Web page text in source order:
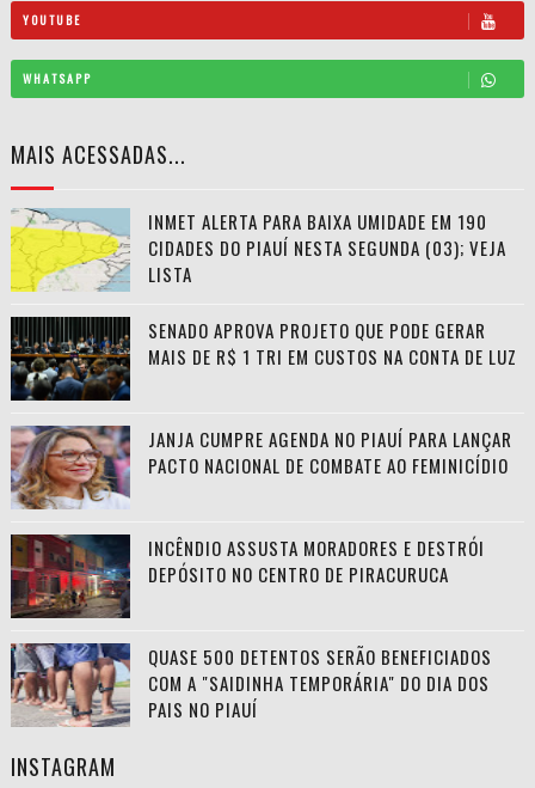
YOUTUBE
WHATSAPP
MAIS ACESSADAS...
INMET ALERTA PARA BAIXA UMIDADE EM 190
CIDADES DO PIAUÍ NESTA SEGUNDA (03); VEJA
LISTA
SENADO APROVA PROJETO QUE PODE GERAR
MAIS DE R$ 1 TRI EM CUSTOS NA CONTA DE LUZ
JANJA CUMPRE AGENDA NO PIAUÍ PARA LANÇAR
PACTO NACIONAL DE COMBATE AO FEMINICÍDIO
INCÊNDIO ASSUSTA MORADORES E DESTRÓI
DEPÓSITO NO CENTRO DE PIRACURUCA
QUASE 500 DETENTOS SERÃO BENEFICIADOS
COM A "SAIDINHA TEMPORÁRIA" DO DIA DOS
PAIS NO PIAUÍ
INSTAGRAM